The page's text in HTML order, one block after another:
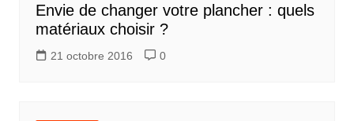
Envie de changer votre plancher : quels
matériaux choisir ?
21 octobre 2016 0